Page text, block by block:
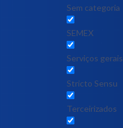
Sem categoria
SEMEX
Serviços gerais
Stricto Sensu
Terceirizados